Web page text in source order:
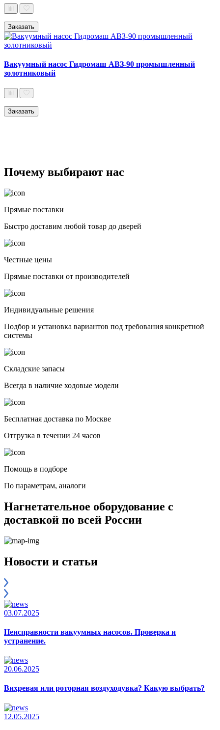
Заказать
Вакуумный насос Гидромаш АВЗ-90 промышленный
золотниковый
Заказать
Почему выбирают нас
Прямые поставки
Быстро доставим любой товар до дверей
Честные цены
Прямые поставки от производителей
Индивидуальные решения
Подбор и установка вариантов под требования конкретной
системы
Складские запасы
Всегда в наличие ходовые модели
Бесплатная доставка по Москве
Отгрузка в течении 24 часов
Помощь в подборе
По параметрам, аналоги
Нагнетательное оборудование с
доставкой по всей России
Новости и статьи
03.07.2025
Неисправности вакуумных насосов. Проверка и
устранение.
20.06.2025
Вихревая или роторная воздуходувка? Какую выбрать?
12.05.2025